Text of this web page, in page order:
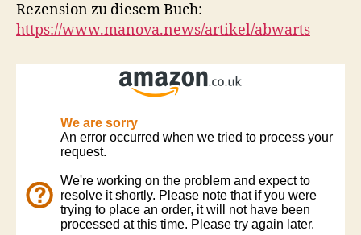
Rezension zu diesem Buch:
https://www.manova.news/artikel/abwarts